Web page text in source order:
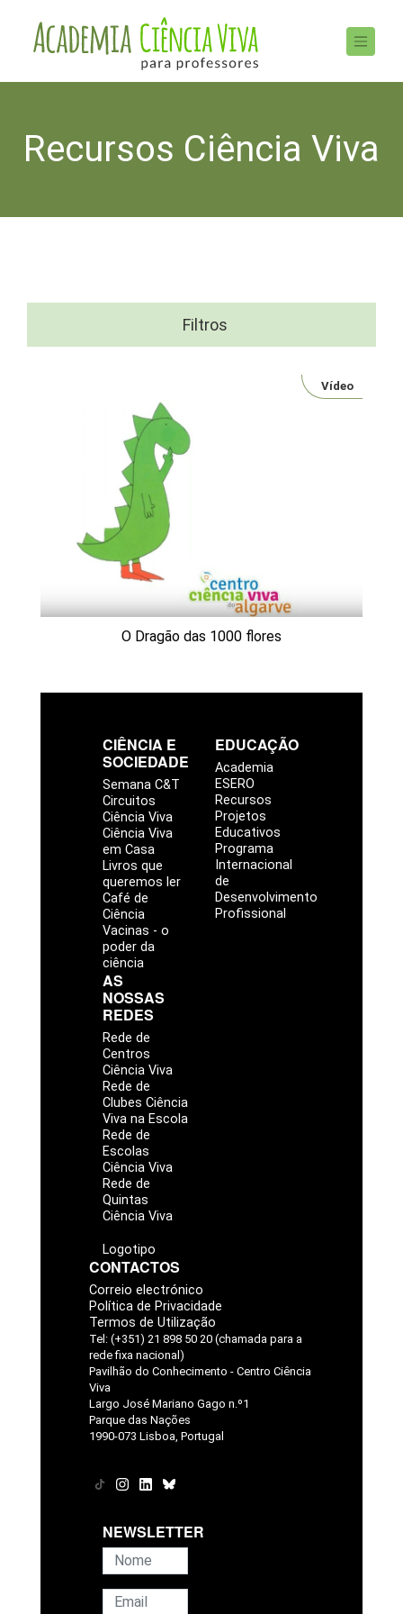
Recursos Ciência Viva
Filtros
O Dragão das 1000 flores
Vídeo
CIÊNCIA E
SOCIEDADE
Semana C&T
Circuitos
Ciência Viva
Ciência Viva
em Casa
Livros que
queremos ler
Café de
Ciência
Vacinas - o
poder da
ciência
EDUCAÇÃO
Academia
ESERO
Recursos
Projetos
Educativos
Programa
Internacional
de
Desenvolvimento
Profissional
AS
NOSSAS
REDES
Rede de
Centros
Ciência Viva
Rede de
Clubes Ciência
Viva na Escola
Rede de
Escolas
Ciência Viva
Rede de
Quintas
Ciência Viva
Logotipo
CONTACTOS
Correio electrónico
Política de Privacidade
Termos de Utilização
Tel: (+351) 21 898 50 20 (chamada para a
rede fixa nacional)
Pavilhão do Conhecimento - Centro Ciência
Viva
Largo José Mariano Gago n.º1
Parque das Nações
1990-073 Lisboa, Portugal
NEWSLETTER